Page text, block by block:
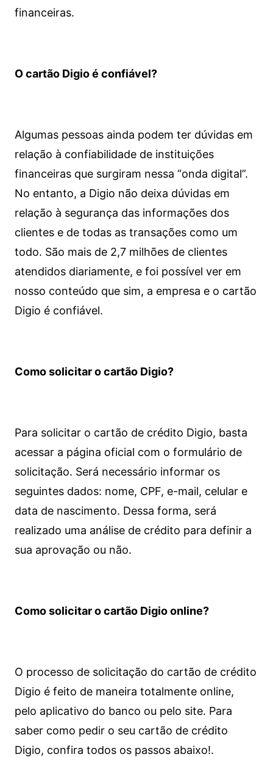
financeiras.
O cartão Digio é confiável?
Algumas pessoas ainda podem ter dúvidas em
relação à confiabilidade de instituições
financeiras que surgiram nessa “onda digital”.
No entanto, a Digio não deixa dúvidas em
relação à segurança das informações dos
clientes e de todas as transações como um
todo. São mais de 2,7 milhões de clientes
atendidos diariamente, e foi possível ver em
nosso conteúdo que sim, a empresa e o cartão
Digio é confiável.
Como solicitar o cartão Digio?
Para solicitar o cartão de crédito Digio, basta
acessar a página oficial com o formulário de
solicitação. Será necessário informar os
seguintes dados: nome, CPF, e-mail, celular e
data de nascimento. Dessa forma, será
realizado uma análise de crédito para definir a
sua aprovação ou não.
Como solicitar o cartão Digio online?
O processo de solicitação do cartão de crédito
Digio é feito de maneira totalmente online,
pelo aplicativo do banco ou pelo site. Para
saber como pedir o seu cartão de crédito
Digio, confira todos os passos abaixo!.